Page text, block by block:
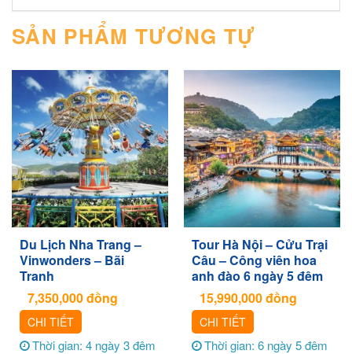
SẢN PHẨM TƯƠNG TỰ
Du Lịch Nha Trang –
Vinwonders – Bãi
Tranh
7,350,000đồng
CHI TIẾT
Thời gian: 4 ngày 3 đêm
Tour Hà Nội – Cửu Trại
Câu – Công viên hoa
anh đào 6 ngày 5 đêm
15,990,000đồng
CHI TIẾT
Thời gian: 6 ngày 5 đêm